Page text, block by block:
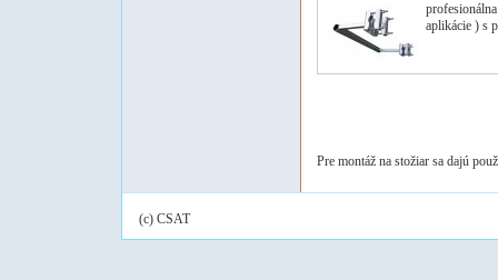
aplikácie ) s
Pre montáž na stožiar sa dajú
(c) CSAT